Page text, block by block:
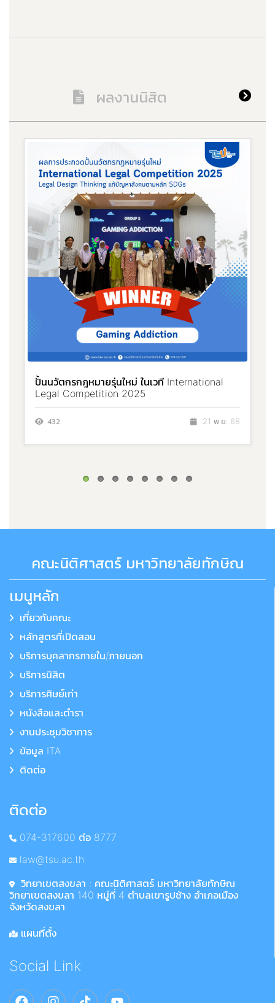
ผลงานนิสิต
ปั้นนวัตกรกฎหมายรุ่นใหม่ ในเวที International
Legal Competition 2025
432 21 พ.ย. 68
คณะนิติศาสตร์ มหาวิทยาลัยทักษิณ
เมนูหลัก
เกี่ยวกับคณะ
หลักสูตรที่เปิดสอน
บริการบุคลากรภายใน/ภายนอก
บริการนิสิต
บริการศิษย์เก่า
หนังสือและตำรา
งานประชุมวิชาการ
ข้อมูล ITA
ติดต่อ
ติดต่อ
074-317600 ต่อ 8777
law@tsu.ac.th
วิทยาเขตสงขลา : คณะนิติศาสตร์ มหาวิทยาลัยทักษิณ
วิทยาเขตสงขลา 140 หมู่ที่ 4 ตำบลเขารูปช้าง อำเภอเมือง
จังหวัดสงขลา
แผนที่ตั้ง
Social Link